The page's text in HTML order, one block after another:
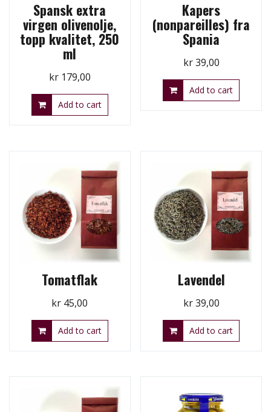
Spansk extra
virgen olivenolje,
topp kvalitet, 250
ml
kr179,00
Add to cart
Kapers
(nonpareilles) fra
Spania
kr39,00
Add to cart
Tomatflak
kr 45,00
Add to cart
Lavendel
kr39,00
Add to cart